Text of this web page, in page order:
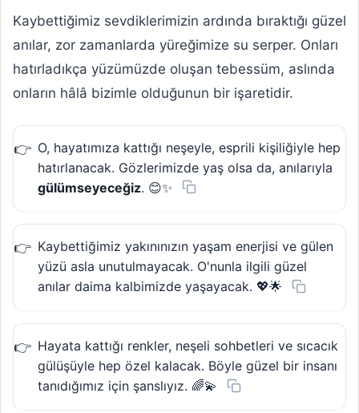
Kaybettiğimiz sevdiklerimizin ardında bıraktığı güzel
anılar, zor zamanlarda yüreğimize su serper. Onları
hatırladıkça yüzümüzde oluşan tebessüm, aslında
onların hâlâ bizimle olduğunun bir işaretidir.
O, hayatımıza kattığı neşeyle, esprili kişiliğiyle hep
hatırlanacak. Gözlerimizde yaş olsa da, anılarıyla
gülümseyeceğiz. 😊✨
Kaybettiğimiz yakınınızın yaşam enerjisi ve gülen
yüzü asla unutulmayacak. O'nunla ilgili güzel
anılar daima kalbimizde yaşayacak. 💖🌟
Hayata kattığı renkler, neşeli sohbetleri ve sıcacık
gülüşüyle hep özel kalacak. Böyle güzel bir insanı
tanıdığımız için şanslıyız. 🌈💫